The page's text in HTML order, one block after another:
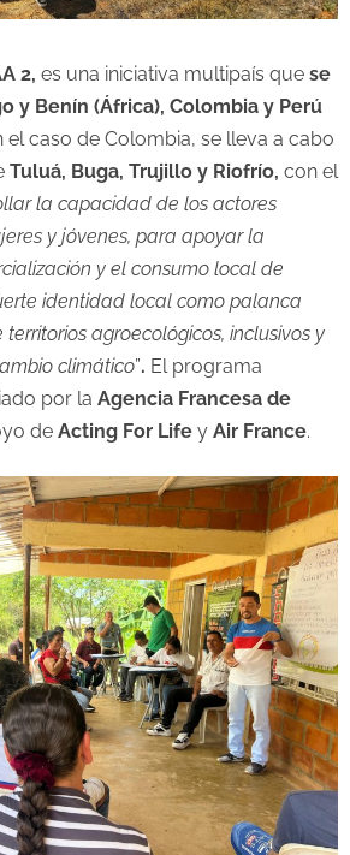
2, es una iniciativa multipaís que se
y Benín (África), Colombia y Perú
el caso de Colombia, se lleva a cabo
Tuluá, Buga, Trujillo y Riofrío, con el
la capacidad de los actores
y jóvenes, para apoyar la
y el consumo local de
identidad local como palanca
agroecológicos, inclusivos y
climático”. El programa
por la Agencia Francesa de
de Acting For Life y Air France.